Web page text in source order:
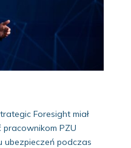
Foresight miał
PZU
podczas